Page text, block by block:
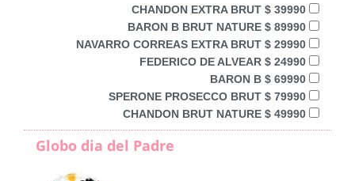
CHANDON EXTRA BRUT $ 39990
BARON B BRUT NATURE $ 89990
NAVARRO CORREAS EXTRA BRUT $ 29990
FEDERICO DE ALVEAR $ 24990
BARON B $ 69990
SPERONE PROSECCO BRUT $ 79990
CHANDON BRUT NATURE $ 49990
Globo dia del Padre